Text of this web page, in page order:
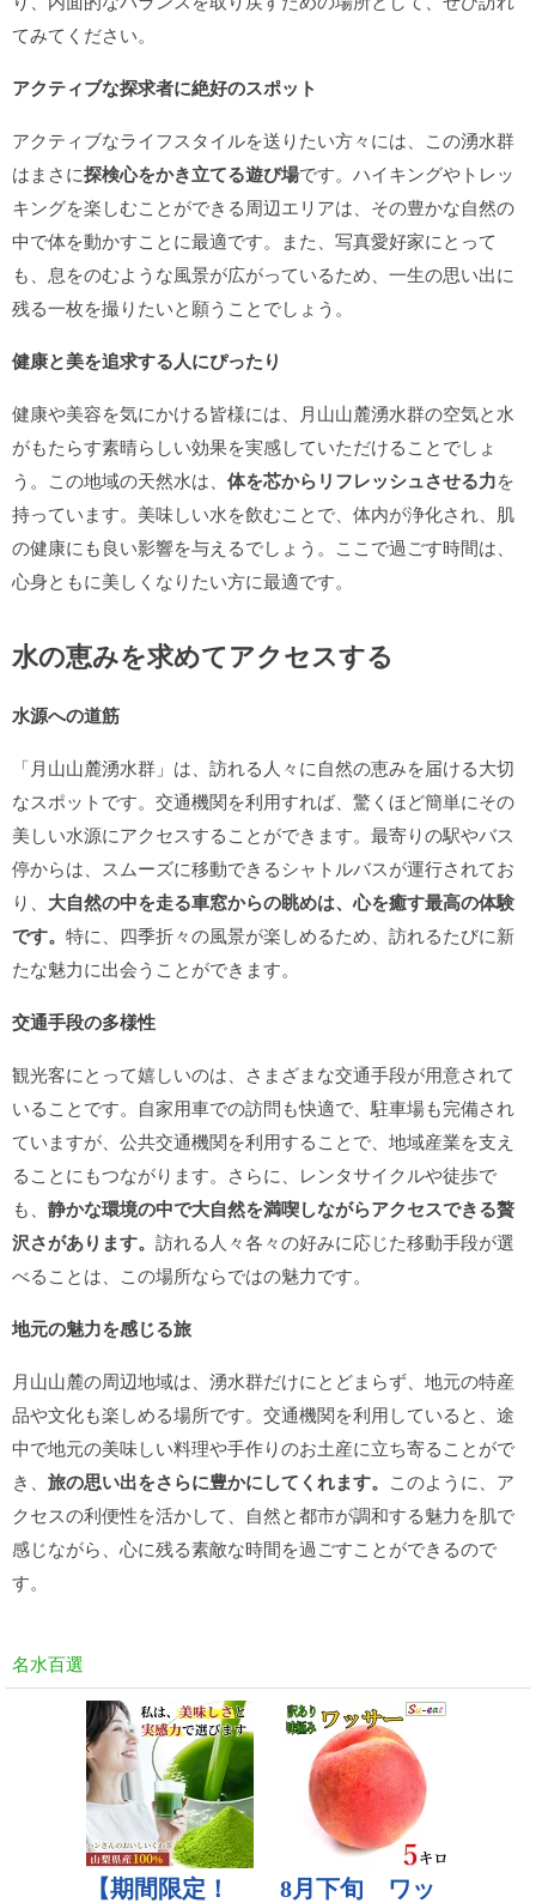
てみてください。
アクティブな探求者に絶好のスポット
アクティブなライフスタイルを送りたい方々には、この湧水群
はまさに探検心をかき立てる遊び場です。ハイキングやトレッ
キングを楽しむことができる周辺エリアは、その豊かな自然の
中で体を動かすことに最適です。また、写真愛好家にとって
も、息をのむような風景が広がっているため、一生の思い出に
残る一枚を撮りたいと願うことでしょう。
健康と美を追求する人にぴったり
健康や美容を気にかける皆様には、月山山麓湧水群の空気と水
がもたらす素晴らしい効果を実感していただけることでしょ
う。この地域の天然水は、 体を芯からリフレッシュさせる力を
持っています。美味しい水を飲むことで、体内が浄化され、肌
の健康にも良い影響を与えるでしょう。ここで過ごす時間は、
心身ともに美しくなりたい方に最適です。
水の恵みを求めてアクセスする
水源への道筋
「月山山麓湧水群」は、訪れる人々に自然の恵みを届ける大切
なスポットです。交通機関を利用すれば、驚くほど簡単にその
美しい水源にアクセスすることができます。最寄りの駅やバス
停からは、スムーズに移動できるシャトルバスが運行されてお
り、 大自然の中を走る車窓からの眺めは、心を癒す最高の体験
です。 特に、四季折々の風景が楽しめるため、訪れるたびに新
たな魅力に出会うことができます。
交通手段の多様性
観光客にとって嬉しいのは、さまざまな交通手段が用意されて
いることです。自家用車での訪問も快適で、駐車場も完備され
ていますが、公共交通機関を利用することで、地域産業を支え
ることにもつながります。さらに、レンタサイクルや徒歩で
も、 静かな環境の中で大自然を満喫しながらアクセスできる贅
沢さがあります。 訪れる人々各々の好みに応じた移動手段が選
べることは、この場所ならではの魅力です。
地元の魅力を感じる旅
月山山麓の周辺地域は、湧水群だけにとどまらず、地元の特産
品や文化も楽しめる場所です。交通機関を利用していると、途
中で地元の美味しい料理や手作りのお土産に立ち寄ることがで
き、 旅の思い出をさらに豊かにしてくれます。 このように、ア
クセスの利便性を活かして、自然と都市が調和する魅力を肌で
感じながら、心に残る素敵な時間を過ごすことができるので
す。
名水百選